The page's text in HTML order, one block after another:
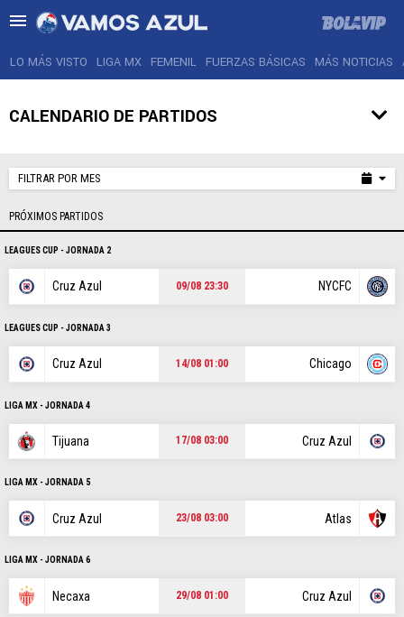
LIGA MX
FEMENIL
FUERZAS BÁSICAS
AGENDA
POSICIONES
STAFF CONTACTO
ESCRIBE EN VAMOS CRUZ AZUL
información destinada a los fans del Club.
Esta sección no tiene relación alguna con el Club. Para visitar el
sitio oficialhaz click aquí
LO MÁS VISTO LIGA MX FEMENIL FUERZAS BÁSICAS MÁS NOTICIAS
CALENDARIO DE PARTIDOS
FILTRAR POR MES
PRÓXIMOS PARTIDOS
LEAGUES CUP - JORNADA 2
Cruz Azul 09/08 23:30 NYCFC
LEAGUES CUP - JORNADA 3
Cruz Azul 14/08 01:00 Chicago
LIGA MX - JORNADA 4
Tijuana 17/08 03:00 Cruz Azul
LIGA MX - JORNADA 5
Cruz Azul 23/08 03:00 Atlas
LIGA MX - JORNADA 6
Necaxa 29/08 01:00 Cruz Azul